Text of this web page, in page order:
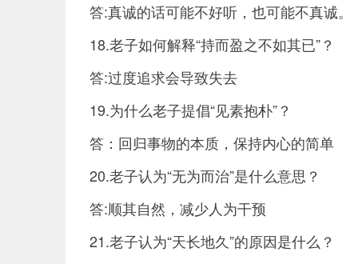
答:真诚的话可能不好听，也可能不真诚。
18.老子如何解释“持而盈之不如其已”？
答:过度追求会导致失去
19.为什么老子提倡“见素抱朴”？
答：回归事物的本质，保持内心的简单
20.老子认为“无为而治”是什么意思？
答:顺其自然，减少人为干预
21.老子认为“天长地久”的原因是什么？